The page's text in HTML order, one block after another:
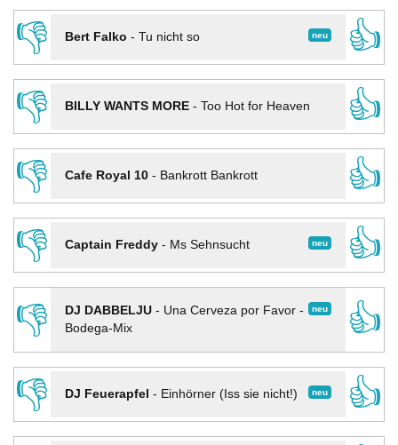
👎
neu
Bert Falko - Tu nicht so
👍
👎
BILLY WANTS MORE- Too Hot for Heaven
👍
👎
Cafe Royal 10- Bankrott Bankrott
👍
👎
neu
Captain Freddy- Ms Sehnsucht
👍
👎
neu
DJ DABBELJU- Una Cerveza por Favor -
Bodega-Mix
👍
👎
neu
DJ Feuerapfel - Einhörner (Iss sie nicht!)
👍